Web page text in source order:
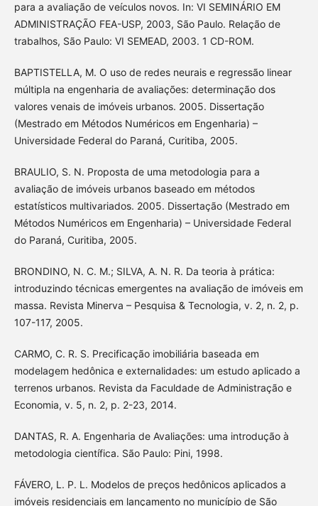
para a avaliação de veículos novos. In: VI SEMINÁRIO EM
ADMINISTRAÇÃO FEA-USP, 2003, São Paulo. Relação de
trabalhos, São Paulo: VI SEMEAD, 2003. 1 CD-ROM.
BAPTISTELLA, M. O uso de redes neurais e regressão linear
múltipla na engenharia de avaliações: determinação dos
valores venais de imóveis urbanos. 2005. Dissertação
(Mestrado em Métodos Numéricos em Engenharia) –
Universidade Federal do Paraná, Curitiba, 2005.
BRAULIO, S. N. Proposta de uma metodologia para a
avaliação de imóveis urbanos baseado em métodos
estatísticos multivariados. 2005. Dissertação (Mestrado em
Métodos Numéricos em Engenharia) – Universidade Federal
do Paraná, Curitiba, 2005.
BRONDINO, N. C. M.; SILVA, A. N. R. Da teoria à prática:
introduzindo técnicas emergentes na avaliação de imóveis em
massa. Revista Minerva – Pesquisa & Tecnologia, v. 2, n. 2, p.
107-117, 2005.
CARMO, C. R. S. Precificação imobiliária baseada em
modelagem hedônica e externalidades: um estudo aplicado a
terrenos urbanos. Revista da Faculdade de Administração e
Economia, v. 5, n. 2, p. 2-23, 2014.
DANTAS, R. A. Engenharia de Avaliações: uma introdução à
metodologia científica. São Paulo: Pini, 1998.
FÁVERO, L. P. L. Modelos de preços hedônicos aplicados a
imóveis residenciais em lançamento no município de São